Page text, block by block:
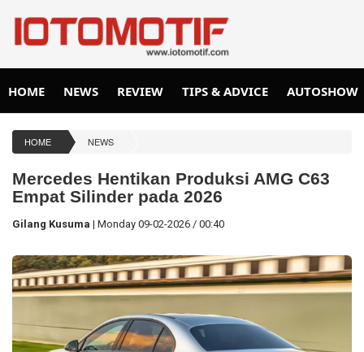
HOME NEWS REVIEW TIPS & ADVICE AUTOSHOW
HOME NEWS
Mercedes Hentikan Produksi AMG C63
Empat Silinder pada 2026
Gilang Kusuma | Monday 09-02-2026 / 00:40